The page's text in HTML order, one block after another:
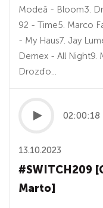
Modeā - Bloom3.
92 - Time5. Marco
- My Haus7. Jay
Demex - All Night9.
Drozďo...
02:00:18
13.10.2023
#SWITCH209
Marto]